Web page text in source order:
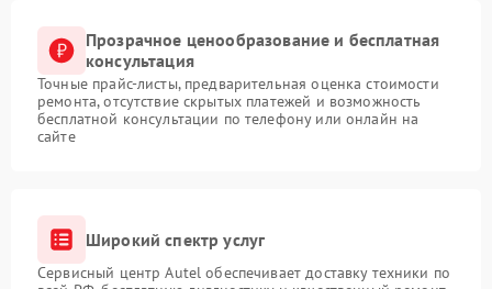
Прозрачное ценообразование и бесплатная
консультация
Точные прайс-листы, предварительная оценка стоимости
ремонта, отсутствие скрытых платежей и возможность
бесплатной консультации по телефону или онлайн на
сайте
Широкий спектр услуг
Сервисный центр Autel обеспечивает доставку техники по